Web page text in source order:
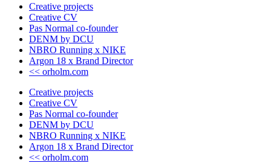
Creative projects
Creative CV
Pas Normal co-founder
DENM by DCU
NBRO Running x NIKE
Argon 18 x Brand Director
<< orholm.com
Creative projects
Creative CV
Pas Normal co-founder
DENM by DCU
NBRO Running x NIKE
Argon 18 x Brand Director
<< orholm.com